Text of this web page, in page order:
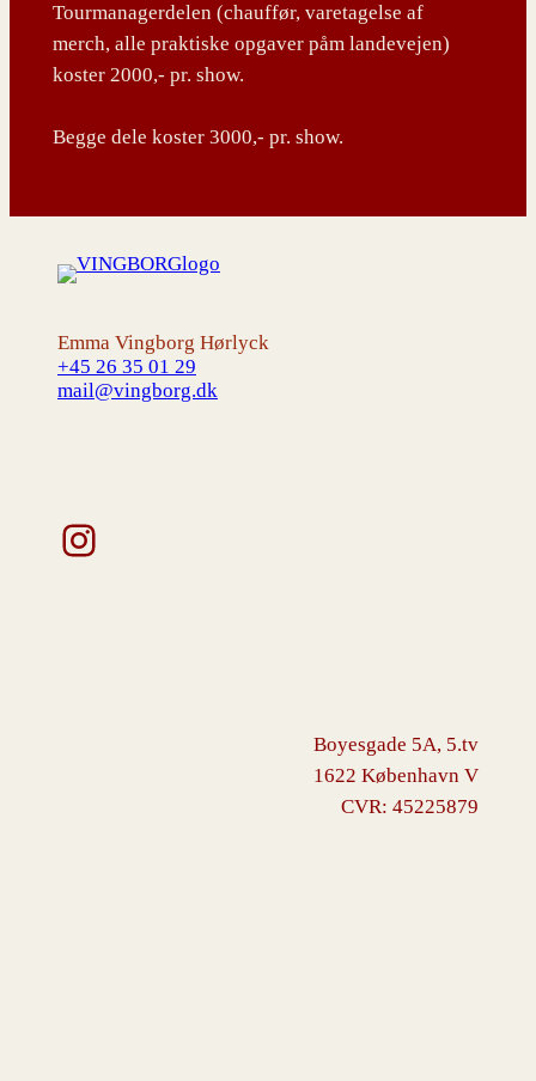
Tourmanagerdelen (chauffør, varetagelse af
merch, alle praktiske opgaver påm landevejen)
koster 2000,- pr. show.
Begge dele koster 3000,- pr. show.
Emma Vingborg Hørlyck
+45 26 35 01 29
mail@vingborg.dk
Instagram
Boyesgade 5A, 5.tv
1622 København V
CVR: 45225879